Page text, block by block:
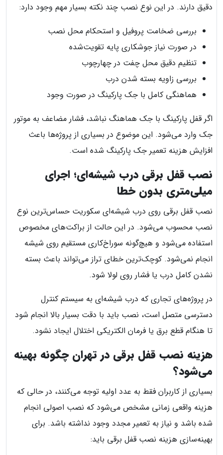
دقیق دارند. در این نوع نصب چند نکته بسیار مهم وجود دارد:
بررسی ضخامت پروفیل و استحکام محل نصب
در صورت نیاز جوشکاری پایه تقویت‌شده
تنظیم دقیق محل چفت در چهارچوب
بررسی زاویه بسته شدن درب
هماهنگی کامل با جک پارکینگ در صورت وجود
اگر قفل پارکینگ با جک هماهنگ نباشد، فشار مضاعف به موتور
جک وارد می‌شود. این موضوع در بسیاری از پروژه‌ها باعث
افزایش هزینه تعمیر جک پارکینگ شده است.
نصب قفل برقی درب شیشه‌ای؛ اجرای
میلی‌متری بدون خطا
نصب قفل برقی روی درب شیشه‌ای سکوریت حساس‌ترین نوع
نصب محسوب می‌شود. در این حالت از براکت‌های مخصوص
استفاده می‌شود و هیچ‌گونه سوراخ‌کاری مستقیم روی شیشه
انجام نمی‌شود. کوچک‌ترین خطای تراز می‌تواند باعث بسته
نشدن کامل درب یا فشار روی لولا شود.
در پروژه‌های تجاری که درب شیشه‌ای به سیستم کنترل
دسترسی متصل است، نصب باید با دقت بسیار بالا انجام شود
تا هنگام قطع برق یا فرمان الکتریکی اختلال ایجاد نشود.
هزینه نصب قفل برقی در تهران چگونه بهینه
می‌شود؟
بسیاری از کاربران فقط به عدد اولیه توجه می‌کنند، در حالی‌ که
هزینه واقعی زمانی مشخص می‌شود که نصب اصولی انجام
شده باشد و نیاز به تعمیر مجدد وجود نداشته باشد. برای
بهینه‌سازی هزینه نصب قفل برقی باید: